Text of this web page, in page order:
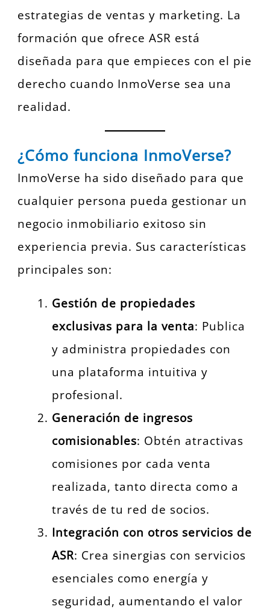
estrategias de ventas y marketing. La
formación que ofrece ASR está
diseñada para que empieces con el pie
derecho cuando InmoVerse sea una
realidad.
¿Cómo funciona InmoVerse?
InmoVerse ha sido diseñado para que
cualquier persona pueda gestionar un
negocio inmobiliario exitoso sin
experiencia previa. Sus características
principales son:
Gestión de propiedades
exclusivas para la venta: Publica
y administra propiedades con
una plataforma intuitiva y
profesional.
Generación de ingresos
comisionables: Obtén atractivas
comisiones por cada venta
realizada, tanto directa como a
través de tu red de socios.
Integración con otros servicios de
ASR: Crea sinergias con servicios
esenciales como energía y
seguridad, aumentando el valor